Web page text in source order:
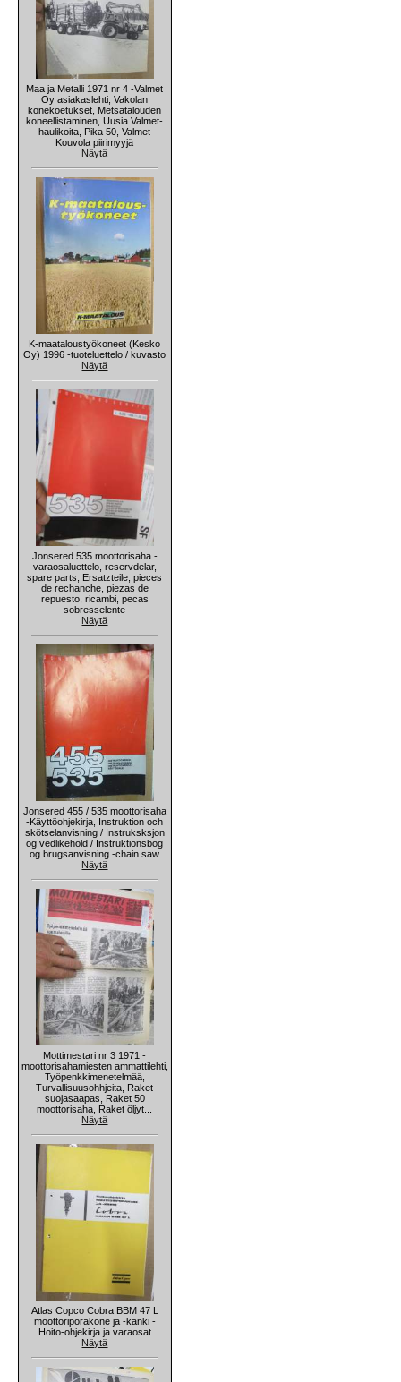
Maa ja Metalli 1971 nr 4 -Valmet
Oy asiakaslehti, Vakolan
konekoetukset, Metsätalouden
koneellistaminen, Uusia Valmet-
haulikoita, Pika 50, Valmet
Kouvola piirimyyjä
Näytä
K-maataloustyökoneet (Kesko
Oy) 1996 -tuoteluettelo / kuvasto
Näytä
Jonsered 535 moottorisaha -
varaosaluettelo, reservdelar,
spare parts, Ersatzteile, pieces
de rechanche, piezas de
repuesto, ricambi, pecas
sobresselente
Näytä
Jonsered 455 / 535 moottorisaha
-Käyttöohjekirja, Instruktion och
skötselanvisning / Instruksksjon
og vedlikehold / Instruktionsbog
og brugsanvisning -chain saw
Näytä
Mottimestari nr 3 1971 -
moottorisahamiesten ammattilehti,
Työpenkkimenetelmää,
Turvallisuusohhjeita, Raket
suojasaapas, Raket 50
moottorisaha, Raket öljyt...
Näytä
Atlas Copco Cobra BBM 47 L
moottoriporakone ja -kanki -
Hoito-ohjekirja ja varaosat
Näytä